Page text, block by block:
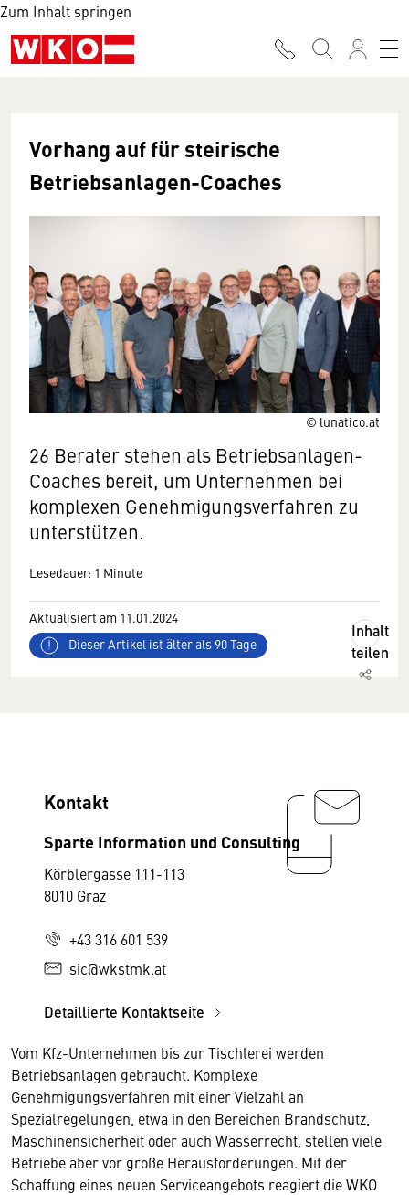
Zum Inhalt springen
© lunatico.at
Vorhang auf für steirische
Betriebsanlagen-Coaches
26 Berater stehen als Betriebsanlagen-
Coaches bereit, um Unternehmen bei
komplexen Genehmigungsverfahren zu
unterstützen.
Lesedauer: 1 Minute
Aktualisiert am 11.01.2024
Dieser Artikel ist älter als 90 Tage
Inhalt
teilen
Kontakt
Sparte Information und Consulting
Körblergasse 111-113
8010 Graz
+43 316 601 539
sic@wkstmk.at
Detaillierte Kontaktseite
Vom Kfz-Unternehmen bis zur Tischlerei werden
Betriebsanlagen gebraucht. Komplexe
Genehmigungsverfahren mit einer Vielzahl an
Spezialregelungen, etwa in den Bereichen Brandschutz,
Maschinensicherheit oder auch Wasserrecht, stellen viele
Betriebe aber vor große Herausforderungen. Mit der
Schaffung eines neuen Serviceangebots reagiert die WKO